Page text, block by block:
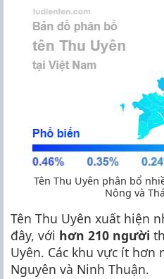
Tên Thu Uyên phân bổ
Nông và
Tên Thu Uyên xuất hiện
đây, với hơn 210 người
Uyên. Các khu vực ít hơn
Nguyên và Ninh Thuận.